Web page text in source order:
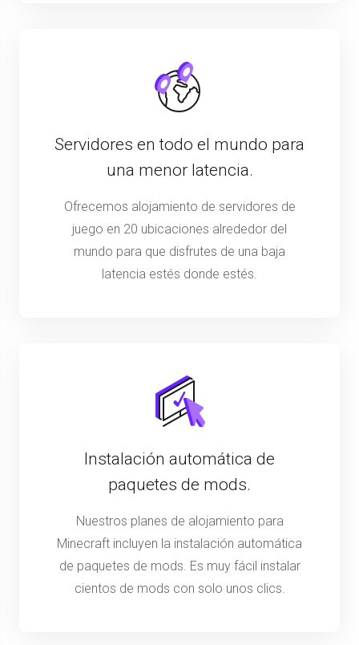
Servidores en todo el mundo para
una menor latencia.
Ofrecemos alojamiento de servidores de
juego en 20 ubicaciones alrededor del
mundo para que disfrutes de una baja
latencia estés donde estés.
Instalación automática de
paquetes de mods.
Nuestros planes de alojamiento para
Minecraft incluyen la instalación automática
de paquetes de mods. Es muy fácil instalar
cientos de mods con solo unos clics.